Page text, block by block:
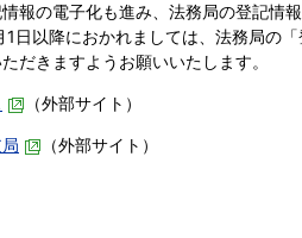
報の電子化も進み、法務局の登記情
1日以降におかれましては、法務局の
だきますようお願いいたします。
（外部サイト）
（外部サイト）